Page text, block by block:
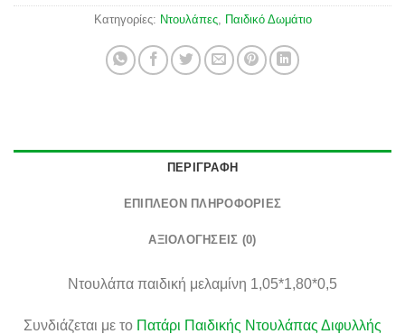
Κατηγορίες: Ντουλάπες, Παιδικό Δωμάτιο
ΠΕΡΙΓΡΑΦΉ
ΕΠΙΠΛΈΟΝ ΠΛΗΡΟΦΟΡΊΕΣ
ΑΞΙΟΛΟΓΉΣΕΙΣ (0)
Ντουλάπα παιδική μελαμίνη 1,05*1,80*0,5
Συνδιάζεται με το Πατάρι Παιδικής Ντουλάπας Διφυλλής